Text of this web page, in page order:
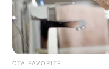
ΣΠΑΜΕ ΤΟ ΜΑΤΡΙΞ
CTA FAVORITE